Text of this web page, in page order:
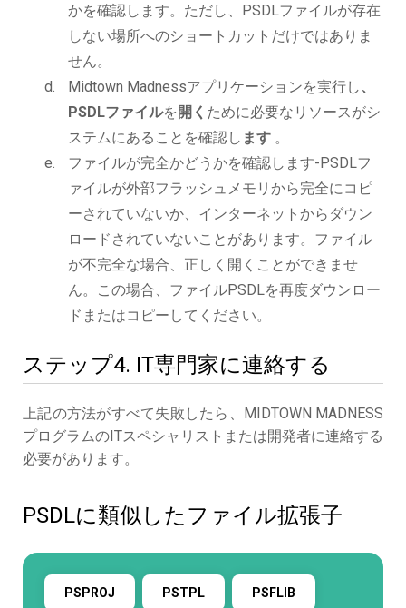
かを確認します。ただし、PSDLファイルが存在
しない場所へのショートカットだけではありま
せん。
Midtown Madnessアプリケーションを実行し、
PSDLファイルを 開く ために必要なリソースがシ
ステムにあることを確認し ます 。
ファイルが完全かどうかを確認します-PSDLフ
ァイルが外部フラッシュメモリから完全にコピ
ーされていないか、インターネットからダウン
ロードされていないことがあります。ファイル
が不完全な場合、正しく開くことができませ
ん。この場合、ファイルPSDLを再度ダウンロー
ドまたはコピーしてください。
ステップ4. IT専門家に連絡する
上記の方法がすべて失敗したら、MIDTOWN MADNESS
プログラムのITスペシャリストまたは開発者に連絡する
必要があります。
PSDLに類似したファイル拡張子
PSPROJ PSTPL PSFLIB